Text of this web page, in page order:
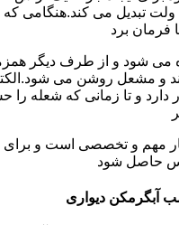
را به 14000 تا 18000 ولت تبدیل می
فرمان برد
می شود و از طرف دیگر
و مشعل روشن می
دارد و تا زمانی که شعله
مهم و تخصصی است و برای
حاصل شود
آبگرمکن دیواری